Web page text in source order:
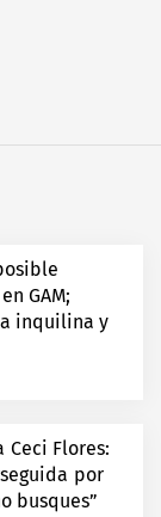
GAM;
inquilina y
Ceci Flores:
por
busques”